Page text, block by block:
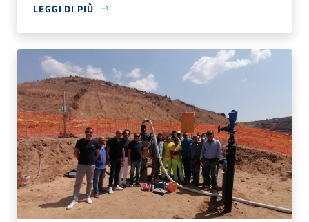
LEGGI DI PIÙ